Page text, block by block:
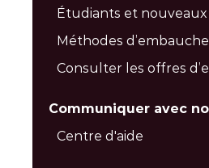
Étudiants et
Méthodes d’embauche
Consulter les offres
Communiquer avec
Centre d'aide